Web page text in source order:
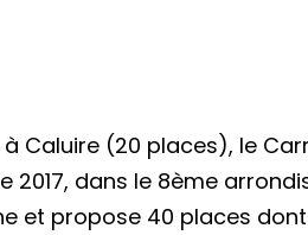
Caluire (20 places), le
dans le 8ème
et propose 40 places